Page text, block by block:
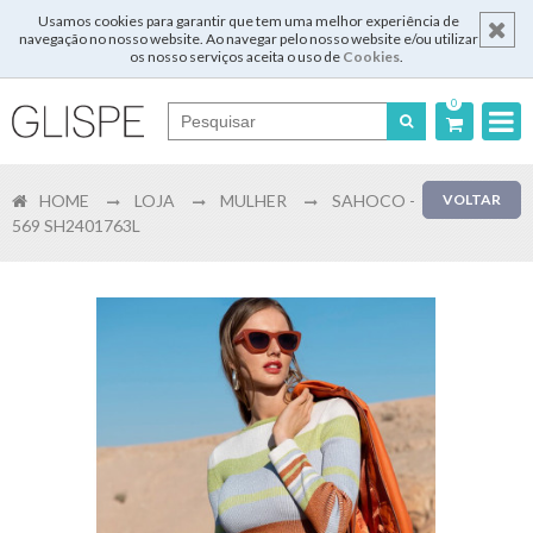
Usamos cookies para garantir que tem uma melhor experiência de
navegação no nosso website. Ao navegar pelo nosso website e/ou utilizar
os nosso serviços aceita o uso de Cookies.
0
English
Français
Registar
VOLTAR
HOME LOJA MULHER
SAHOCO -
569 SH2401763L